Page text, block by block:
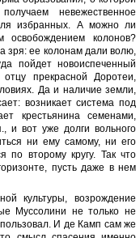
невежественное
избранных. А можно ли
освобождением колонов?
зря: ее колонам дали волю,
пойдет новоиспеченный
прекрасной Доротеи,
Да и наличие земли,
возникает система под
крестьянина семенами,
и вот уже долги вольного
ни ему самому, ни его
по второму кругу. Так что
пусть даже в нем
культуры, возрождение
Муссолини не только не
И де Камп сам же